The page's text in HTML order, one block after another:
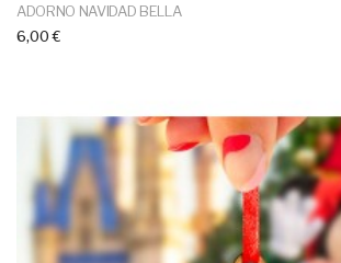
ADORNO NAVIDAD BELLA
6,00 €